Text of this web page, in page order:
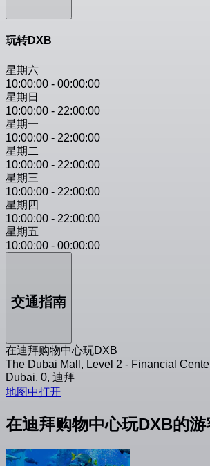
玩转DXB
星期六
10:00:00 - 00:00:00
星期日
10:00:00 - 22:00:00
星期一
10:00:00 - 22:00:00
星期二
10:00:00 - 22:00:00
星期三
10:00:00 - 22:00:00
星期四
10:00:00 - 22:00:00
星期五
10:00:00 - 00:00:00
交通指南
在迪拜购物中心玩DXB
The Dubai Mall, Level 2 - Financial
Dubai, 0, 迪拜
地图中打开
在迪拜购物中心玩DXB的游